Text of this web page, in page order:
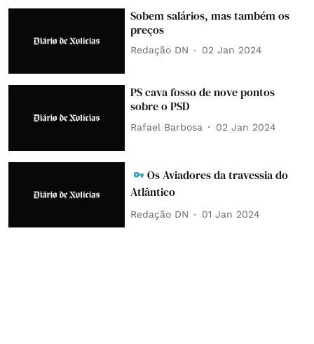
Sobem salários, mas também os
preços
Redação DN 02 Jan 2024
PS cava fosso de nove pontos
sobre o PSD
Rafael Barbosa 02 Jan 2024
Os Aviadores da travessia do
Atlântico
Redação DN 01 Jan 2024